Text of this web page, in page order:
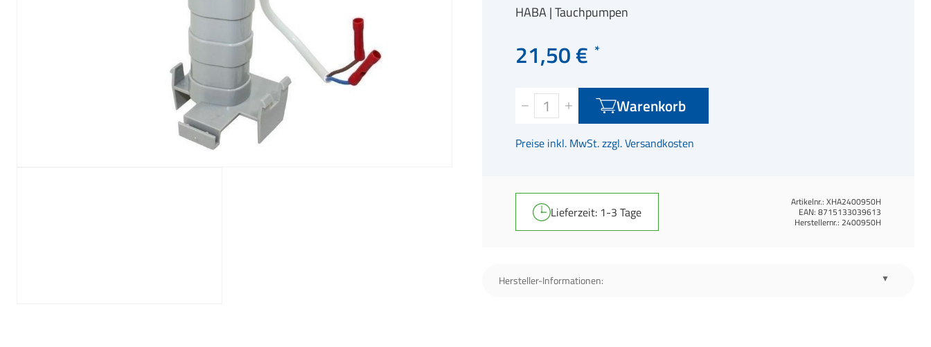
HABA Tauchpumpen
21,50 €
Warenkorb
Preise inkl. MwSt. zzgl. Versandkosten
Lieferzeit: 1-3 Tage
Artikelnr.: XHA2400950H
EAN: 8715133039613
Herstellernr.: 2400950H
Hersteller-Informationen: